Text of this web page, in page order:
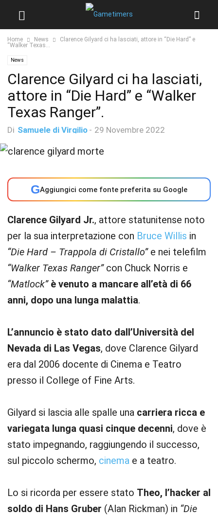
Home News
Clarence Gilyard ci ha lasciati, attore in “Die Hard” e
“Walker Texas...
News
Clarence Gilyard ci ha lasciati,
attore in “Die Hard” e “Walker
Texas Ranger”.
Di Samuele di Virgilio - 29 Novembre 2022
GAggiungici come fonte preferita su Google
Clarence Gilyard Jr., attore statunitense noto
per la sua interpretazione con Bruce Willis in
“Die Hard – Trappola di Cristallo”e nei telefilm
“Walker Texas Ranger”con Chuck Norris e
“Matlock” è venuto a mancare all’età di 66
anni, dopo una lunga malattia.
L’annuncio è stato dato dall’Università del
Nevada di Las Vegas, dove Clarence Gilyard
era dal 2006 docente di Cinema e Teatro
presso il College of Fine Arts.
Gilyard si lascia alle spalle una carriera ricca e
variegata lunga quasi cinque decenni, dove è
stato impegnando, raggiungendo il successo,
sul piccolo schermo, cinema e a teatro.
Lo si ricorda per essere stato Theo, l’hacker al
soldo di Hans Gruber (Alan Rickman) in “Die